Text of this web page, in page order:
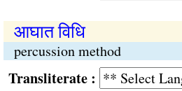
आघात विधि
percussion method
: